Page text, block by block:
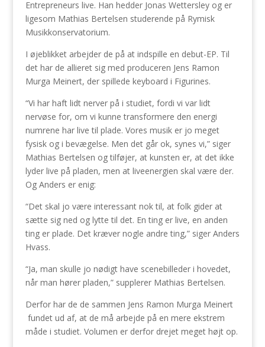
Entrepreneurs live. Han hedder Jonas Wettersley og er
ligesom Mathias Bertelsen studerende på Rymisk
Musikkonservatorium.
I øjeblikket arbejder de på at indspille en debut-EP. Til
det har de allieret sig med produceren Jens Ramon
Murga Meinert, der spillede keyboard i Figurines.
“Vi har haft lidt nerver på i studiet, fordi vi var lidt
nervøse for, om vi kunne transformere den energi
numrene har live til plade. Vores musik er jo meget
fysisk og i bevægelse. Men det går ok, synes vi,” siger
Mathias Bertelsen og tilføjer, at kunsten er, at det ikke
lyder live på pladen, men at liveenergien skal være der.
Og Anders er enig:
“Det skal jo være interessant nok til, at folk gider at
sætte sig ned og lytte til det. En ting er live, en anden
ting er plade. Det kræver nogle andre ting,” siger Anders
Hvass.
“Ja, man skulle jo nødigt have scenebilleder i hovedet,
når man hører pladen,” supplerer Mathias Bertelsen.
Derfor har de de sammen Jens Ramon Murga Meinert
fundet ud af, at de må arbejde på en mere ekstrem
måde i studiet. Volumen er derfor drejet meget højt op.